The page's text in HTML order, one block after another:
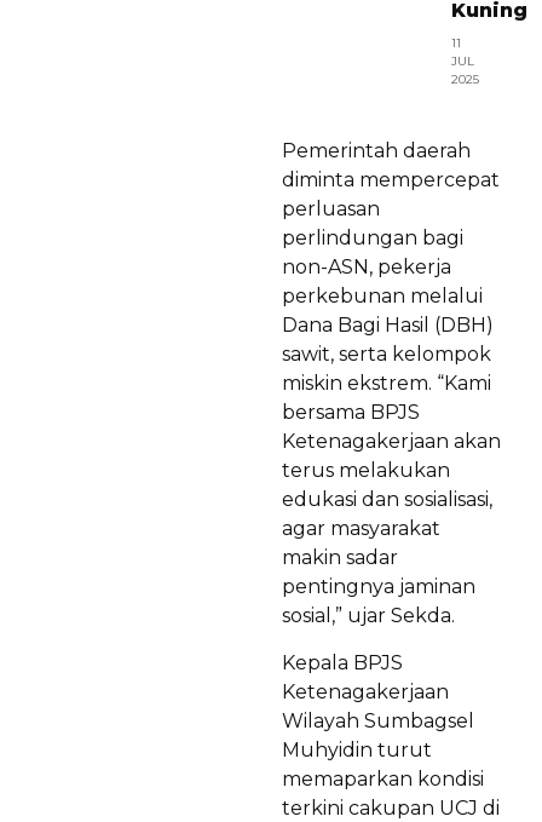
Kuning
11
JUL
2025
Pemerintah daerah
diminta mempercepat
perluasan
perlindungan bagi
non-ASN, pekerja
perkebunan melalui
Dana Bagi Hasil (DBH)
sawit, serta kelompok
miskin ekstrem. “Kami
bersama BPJS
Ketenagakerjaan akan
terus melakukan
edukasi dan sosialisasi,
agar masyarakat
makin sadar
pentingnya jaminan
sosial,” ujar Sekda.
Kepala BPJS
Ketenagakerjaan
Wilayah Sumbagsel
Muhyidin turut
memaparkan kondisi
terkini cakupan UCJ di